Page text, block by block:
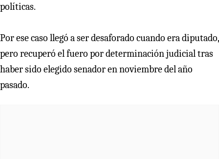
políticas.
Por ese caso llegó a ser desaforado cuando era diputado,
pero recuperó el fuero por determinación judicial tras
haber sido elegido senador en noviembre del año
pasado.